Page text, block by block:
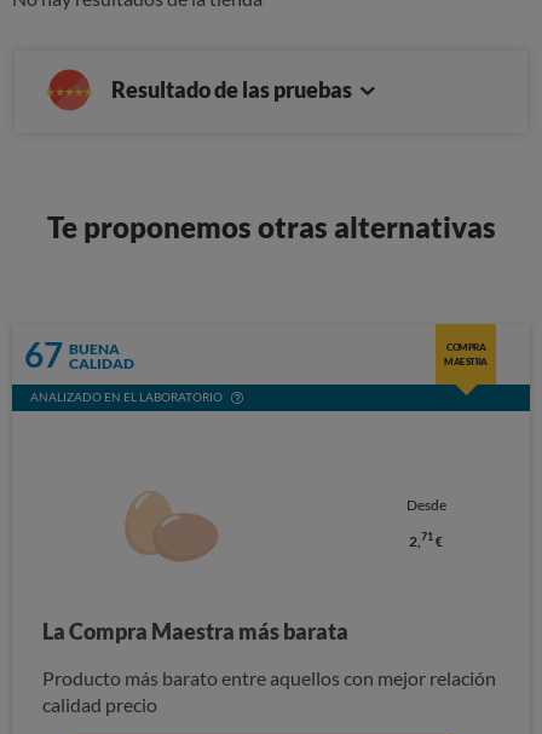
Resultado de las pruebas
Te proponemos otras alternativas
67 BUENA
CALIDAD
COMPRA
MAESTRA
ANALIZADO EN EL LABORATORIO
Desde
2, 71 €
La Compra Maestra más barata
Producto más barato entre aquellos con mejor relación
calidad precio